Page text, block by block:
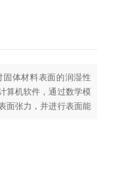
体材料表面的润湿性
算机软件，通过数学模
面张力，并进行表面能